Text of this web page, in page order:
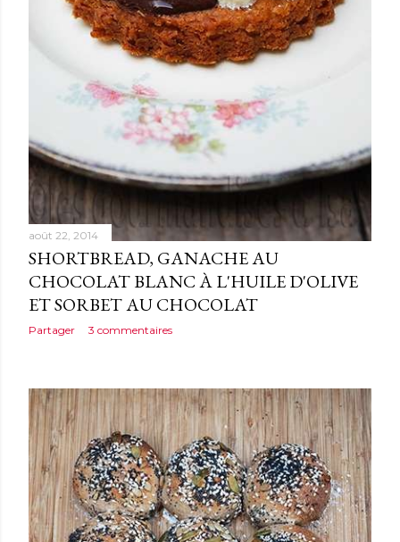
août 22, 2014
SHORTBREAD, GANACHE AU
CHOCOLAT BLANC À L'HUILE D'OLIVE
ET SORBET AU CHOCOLAT
Partager 3 commentaires